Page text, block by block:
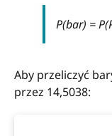
P(bar) =
Aby przeliczyć
przez 14,5038: